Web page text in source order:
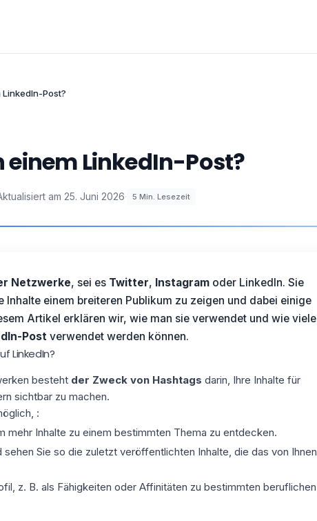
Post?
einem LinkedIn-Post?
am 25. Juni 2026· 5 Min. Lesezeit
Netzwerke, sei es Twitter, Instagramoder LinkedIn. Sie
Inhalte einem breiteren Publikum zu zeigen und dabei einige
Artikel erklären wir, wie man sie verwendet und wie viele
Postverwendet werden können.
LinkedIn?
besteht der Zweck von Hashtags darin, Ihre Inhalte für
sichtbar zu machen.
:
mehr Inhalte zu einem bestimmten Thema zu entdecken.
sehen Sie so die zuletzt veröffentlichten Inhalte, die das von Ihnen
z. B. als Fähigkeiten oder Affinitäten zu bestimmten beruflichen